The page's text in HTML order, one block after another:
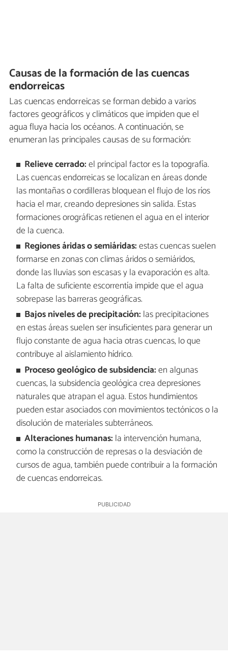
Causas de la formación de las cuencas
endorreicas
Las cuencas endorreicas se forman debido a varios
factores geográficos y climáticos que impiden que el
agua fluya hacia los océanos. A continuación, se
enumeran las principales causas de su formación:
Relieve cerrado:el principal factor es la topografía.
Las cuencas endorreicas se localizan en áreas donde
las montañas o cordilleras bloquean el flujo de los ríos
hacia el mar, creando depresiones sin salida. Estas
formaciones orográficas retienen el agua en el interior
de la cuenca.
Regiones áridas o semiáridas:estas cuencas suelen
formarse en zonas con climas áridos o semiáridos,
donde las lluvias son escasas y la evaporación es alta.
La falta de suficiente escorrentía impide que el agua
sobrepase las barreras geográficas.
Bajos niveles de precipitación: las precipitaciones
en estas áreas suelen ser insuficientes para generar un
flujo constante de agua hacia otras cuencas, lo que
contribuye al aislamiento hídrico.
Proceso geológico de subsidencia:en algunas
cuencas, la subsidencia geológica crea depresiones
naturales que atrapan el agua. Estos hundimientos
pueden estar asociados con movimientos tectónicos o la
disolución de materiales subterráneos.
Alteraciones humanas: la intervención humana,
como la construcción de represas o la desviación de
cursos de agua, también puede contribuir a la formación
de cuencas endorreicas.